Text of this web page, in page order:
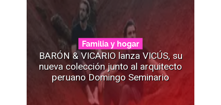
Familia y hogar
BARÓN & VICARIO lanza VICÚS, su
nueva colección junto al arquitecto
peruano Domingo Seminario